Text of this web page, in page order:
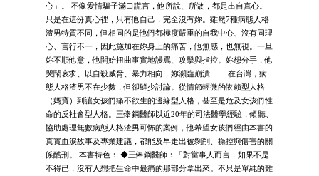
心」。 不像愛情騙子滿口謊言，他所說、所做，都是出自真心。
只是在這份真心裡，只有他自己，完全沒有妳。雖然7種病態人格
渣男特質不同，但相同的是他們都極度嚴重的自我中心、沒有同理
心、言行不一，因此施加在妳身上的痛苦，他無感，也無視。一旦
妳不順他意，他開始扭曲事實地謾罵、攻擊與指控。妳想分手，他
哭鬧哀求、以自殺威脅、暴力相向，妳瀕臨崩潰…… 在台灣，病
態人格渣男不在少數，但卻鮮少討論。從情節輕微的依賴型人格
（媽寶）到讓女孩們痛不欲生的邊緣型人格，甚至是危及女孩們性
命的反社會型人格。王俸鋼醫師以近20年的司法醫學經驗，傾聽、
協助處理無數病態人格渣男可怖的案例，他希望女孩們經由本書的
真實血淚故事及專業建議，都能及早走出被剝削、操控與傷害的關
係酷刑。 本書特色： ◆王俸鋼醫師：「對當事人而言，如果不是
不得已，沒有人想把生命中最痛的那部分拿出來。不只是單純的難